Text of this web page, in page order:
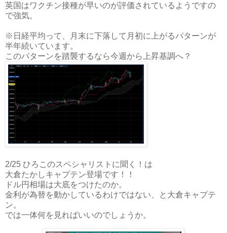
英国はワクチン接種が早いのが評価されているようですの
で強気。
※日経平均って、月末に下落して月初に上がるパターンが
半年続いています。
このパターンを踏襲するなら今週から上昇基調へ？
2/25 ひろこのスペシャリストに聞く！は
大倉たかしキャプテン登場です！！
ドル円相場は大底をつけたのか。
金利が為替を動かしているわけではない、と大倉キャプテ
ン。
では一体何を見ればいいのでしょうか。